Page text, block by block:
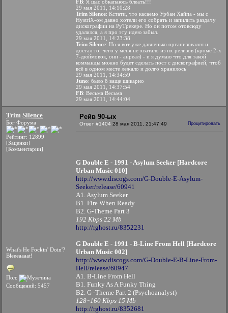
FB: Я щас обкапаюсь блеать!!!
29 мая 2011, 14:10:28
Trim Silence: Кстати, что касаемо Урбан Хайпа - мы с
HystriX-ом давно хотели его собрать и запилить раздачу
дискографии на РуТрекере. Но он потом отовсюду
удалился, а я про эту идею забыл.
29 мая 2011, 14:23:38
Trim Silence: Но я вот уже давненько организовался и
достал то, чего у меня не хватало из их релизов (кроме 2-х
7-дюймовок, они - анреал) - и я думаю что для такой
комманды можно будет сделать пост с дискографией, чтоб
всё в одном месте лежало и долго хранилось
29 мая 2011, 14:34:59
Juno: было б ваще шикарно
29 мая 2011, 14:37:54
FB: Весьма Весьма
29 мая 2011, 14:44:04
Trim Silence
Бог Форума
Рейтинг: 12899
[Заценки]
[Комментарии]
What's He Fockin' Doin'?
Bleeeaaaat!
Пол:
Сообщений: 5457
Рейв 90-ых
Ответ #1404 28 мая 2011, 21:47:49 Процитировать
G Double E - 1991 - Asylum Seeker [Hardcore
Urban Music 010]
http://www.discogs.com/G-Double-E-Asylum-
Seeker/release/60941
A1. Asylum Seeker
B1. Fire When Ready
B2. G-Theme Part 3
192 Kbps 22 Mb
http://rghost.ru/8352231
G Double E - 1991 - B-Line From Hell [Hardcore
Urban Music 002]
http://www.discogs.com/G-Double-E-B-Line-From-
Hell/release/60947
A1. B-Line From Hell
B1. Funky As A Funky Thing
B2. G -Theme Part 2 (Psychoanalyst)
128~160 Kbps 15 Mb
http://rghost.ru/8352681